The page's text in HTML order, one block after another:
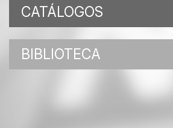
CATÁLOGOS
BIBLIOTECA